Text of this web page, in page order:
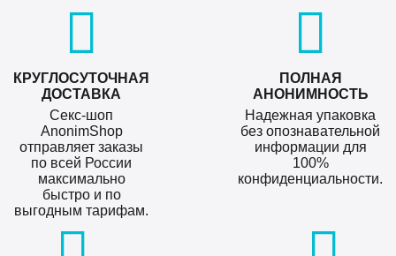
КРУГЛОСУТОЧНАЯ
ДОСТАВКА
Секс-шоп
AnonimShop
отправляет заказы
по всей России
максимально
быстро и по
выгодным тарифам.
ПОЛНАЯ
АНОНИМНОСТЬ
Надежная упаковка
без опознавательной
информации для
100%
конфиденциальности.